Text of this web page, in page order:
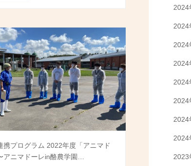
携プログラム 2022年度「アニマド
アニマドーレin酪農学園…
2024
2024
2024
2024
2024
2024
2024
2024
2023